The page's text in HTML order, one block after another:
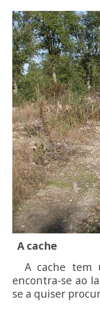
A cache
A cache tem
encontra-se ao
se a quiser